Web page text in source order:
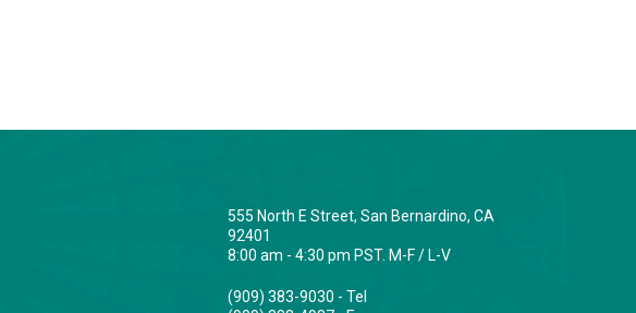
555 North E Street, San Bernardino, CA
92401
8:00 am - 4:30 pm PST. M-F / L-V
(909) 383-9030 - Tel